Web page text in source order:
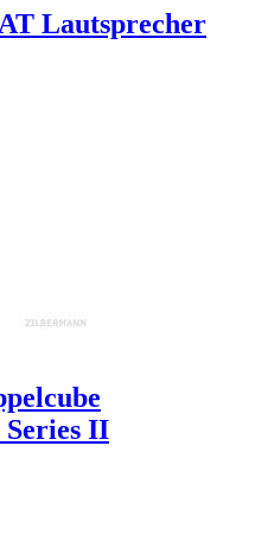
Lautsprecher
II